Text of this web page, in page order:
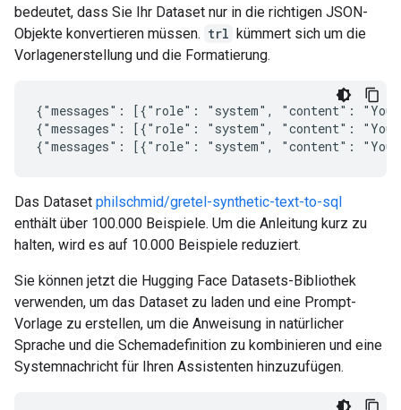
bedeutet, dass Sie Ihr Dataset nur in die richtigen JSON-
Objekte konvertieren müssen. trl kümmert sich um die
Vorlagenerstellung und die Formatierung.
{"messages": [{"role": "system", "content":
{"messages": [{"role": "system", "content":
Das Dataset philschmid/gretel-synthetic-text-to-sql
enthält über 100.000 Beispiele. Um die Anleitung kurz zu
halten, wird es auf 10.000 Beispiele reduziert.
Sie können jetzt die Hugging Face Datasets-Bibliothek
verwenden, um das Dataset zu laden und eine Prompt-
Vorlage zu erstellen, um die Anweisung in natürlicher
Sprache und die Schemadefinition zu kombinieren und eine
Systemnachricht für Ihren Assistenten hinzuzufügen.